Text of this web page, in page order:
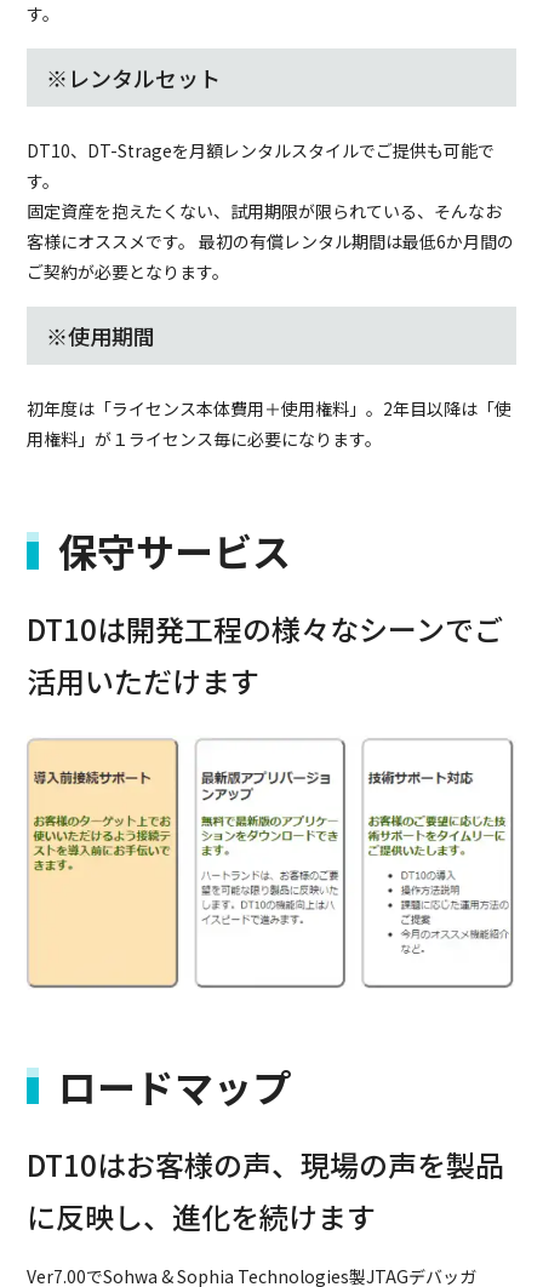
す。
※レンタルセット
DT10、DT-Strageを月額レンタルスタイルでご提供も可能で
す。
固定資産を抱えたくない、試用期限が限られている、そんなお
客様にオススメです。 最初の有償レンタル期間は最低6か月間の
ご契約が必要となります。
※使用期間
初年度は「ライセンス本体費用＋使用権料」。2年目以降は「使
用権料」が１ライセンス毎に必要になります。
保守サービス
DT10は開発工程の様々なシーンでご
活用いただけます
ロードマップ
DT10はお客様の声、現場の声を製品
に反映し、進化を続けます
Ver7.00でSohwa & Sophia Technologies製JTAGデバッガ